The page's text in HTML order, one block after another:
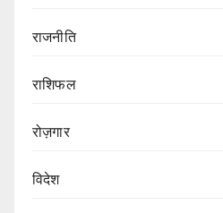
राजनीति
राशिफल
रोज़गार
विदेश